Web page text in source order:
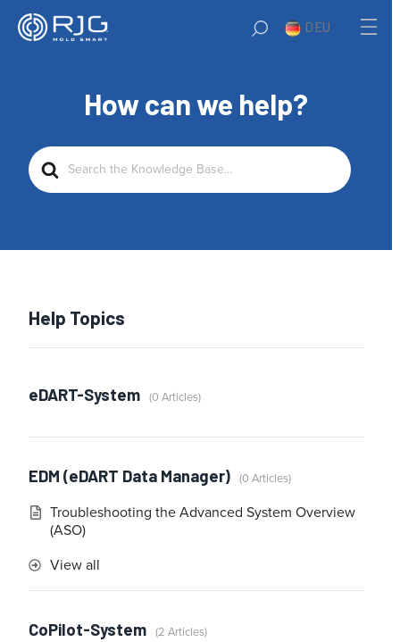
DEU
How can we help?
Search
For
Help Topics
eDART-System 0 Articles
EDM (eDART Data Manager) 0 Articles
Troubleshooting the Advanced System Overview
(ASO)
View all
CoPilot-System 2 Articles